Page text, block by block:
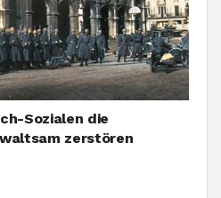
Sozialen die
zerstören